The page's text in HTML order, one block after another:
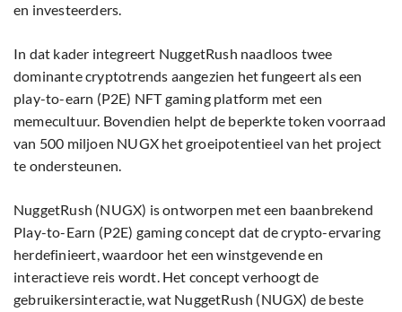
en investeerders.
In dat kader integreert NuggetRush naadloos twee
dominante cryptotrends aangezien het fungeert als een
play-to-earn (P2E) NFT gaming platform met een
memecultuur. Bovendien helpt de beperkte token voorraad
van 500 miljoen NUGX het groeipotentieel van het project
te ondersteunen.
NuggetRush (NUGX) is ontworpen met een baanbrekend
Play-to-Earn (P2E) gaming concept dat de crypto-ervaring
herdefinieert, waardoor het een winstgevende en
interactieve reis wordt. Het concept verhoogt de
gebruikersinteractie, wat NuggetRush (NUGX) de beste